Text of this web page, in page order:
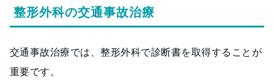
整形外科の交通事故治療
交通事故治療では、整形外科で診断書を取得することが
重要です。